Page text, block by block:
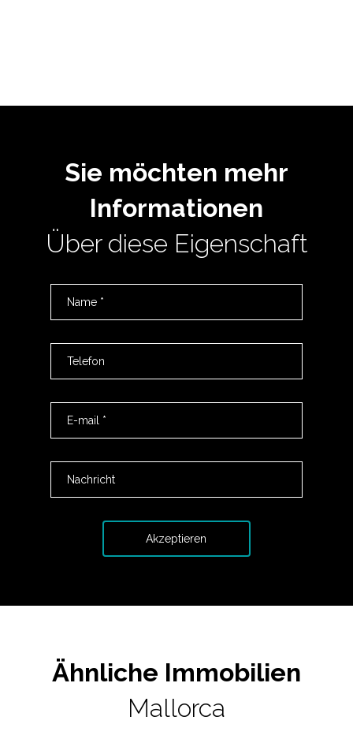
Sie möchten mehr
Informationen
Über diese Eigenschaft
Ähnliche Immobilien
Mallorca